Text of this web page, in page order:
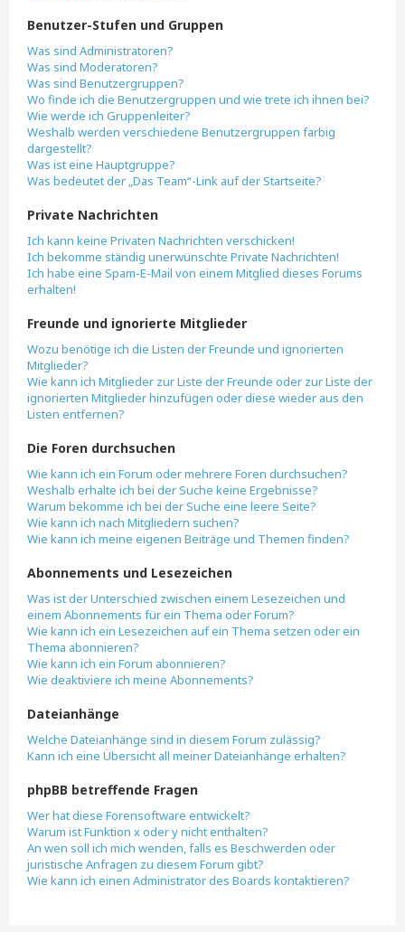
Benutzer-Stufen und Gruppen
Was sind Administratoren?
Was sind Moderatoren?
Was sind Benutzergruppen?
Wo finde ich die Benutzergruppen und wie trete ich ihnen bei?
Wie werde ich Gruppenleiter?
Weshalb werden verschiedene Benutzergruppen farbig
dargestellt?
Was ist eine Hauptgruppe?
Was bedeutet der „Das Team“-Link auf der Startseite?
Private Nachrichten
Ich kann keine Privaten Nachrichten verschicken!
Ich bekomme ständig unerwünschte Private Nachrichten!
Ich habe eine Spam-E-Mail von einem Mitglied dieses Forums
erhalten!
Freunde und ignorierte Mitglieder
Wozu benötige ich die Listen der Freunde und ignorierten
Mitglieder?
Wie kann ich Mitglieder zur Liste der Freunde oder zur Liste der
ignorierten Mitglieder hinzufügen oder diese wieder aus den
Listen entfernen?
Die Foren durchsuchen
Wie kann ich ein Forum oder mehrere Foren durchsuchen?
Weshalb erhalte ich bei der Suche keine Ergebnisse?
Warum bekomme ich bei der Suche eine leere Seite?
Wie kann ich nach Mitgliedern suchen?
Wie kann ich meine eigenen Beiträge und Themen finden?
Abonnements und Lesezeichen
Was ist der Unterschied zwischen einem Lesezeichen und
einem Abonnements für ein Thema oder Forum?
Wie kann ich ein Lesezeichen auf ein Thema setzen oder ein
Thema abonnieren?
Wie kann ich ein Forum abonnieren?
Wie deaktiviere ich meine Abonnements?
Dateianhänge
Welche Dateianhänge sind in diesem Forum zulässig?
Kann ich eine Übersicht all meiner Dateianhänge erhalten?
phpBB betreffende Fragen
Wer hat diese Forensoftware entwickelt?
Warum ist Funktion x oder y nicht enthalten?
An wen soll ich mich wenden, falls es Beschwerden oder
juristische Anfragen zu diesem Forum gibt?
Wie kann ich einen Administrator des Boards kontaktieren?